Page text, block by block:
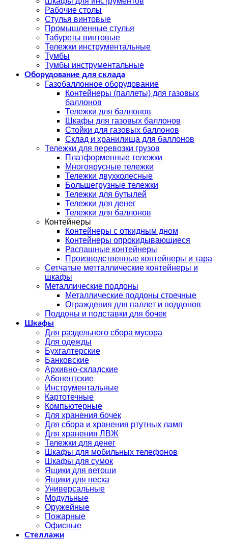
Рабочие столы
Стулья винтовые
Промышленные стулья
Табуреты винтовые
Тележки инструментальные
Тумбы
Тумбы инструментальные
Оборудование для склада
Газобаллонное оборудование
Контейнеры (паллеты) для газовых
баллонов
Тележки для баллонов
Шкафы для газовых баллонов
Стойки для газовых баллонов
Склад и хранилища для баллонов
Тележки для перевозки грузов
Платформенные тележки
Многоярусные тележки
Тележки двухколесные
Большегрузные тележки
Тележки для бутылей
Тележки для денег
Тележки для баллонов
Контейнеры
Контейнеры с откидным дном
Контейнеры опрокидывающиеся
Распашные контейнеры
Производственные контейнеры и тара
Сетчатые метталлические контейнеры и
шкафы
Металлические поддоны
Металлические поддоны стоечные
Ограждения для паллет и поддонов
Поддоны и подставки для бочек
Шкафы
Для раздельного сбора мусора
Для одежды
Бухгалтерские
Банковские
Архивно-складские
Абонентские
Инструментальные
Картотечные
Компьютерные
Для хранения бочек
Для сбора и хранения ртутных ламп
Для хранения ЛВЖ
Тележки для денег
Шкафы для мобильных телефонов
Шкафы для сумок
Ящики для ветоши
Ящики для песка
Универсальные
Модульные
Оружейные
Пожарные
Офисные
Стеллажи